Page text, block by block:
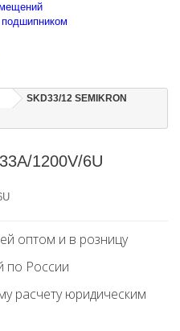
SKD33/12 SEMIKRON
1200V/6U
оптом и в розницу
по России
расчету юридическим